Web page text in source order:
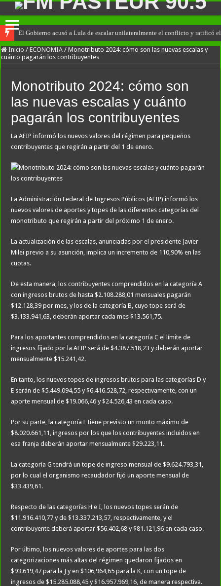
El Gobierno acusó a Lula de escalar unilateralmente el conflicto y ratificó
Inicio / ECONOMIA / Monotributo 2024: cómo son las nuevas escalas y
cuánto pagarán los contribuyentes
Monotributo 2024: cómo son
las nuevas escalas y cuánto
pagarán los contribuyentes
La AFIP informó los nuevos valores del régimen para pequeños
contribuyentes que regirán a partir del 1 de enero.
La Administración Federal de Ingresos Públicos (AFIP) informó los
nuevos valores de aportes y topes de las diferentes categorías del
monotributo que regirán a partir del próximo 1 de enero.
La actualización de las escalas, anunciadas por el presidente Javier
Milei previo a su asunción, implica un incremento de 110,90% en las
cuotas.
De esta manera, los contribuyentes comprendidos en la categoría A
con ingresos brutos de hasta $2.108.288,01 mensuales pagarán
$12.128,39 por mes, y los de la categoría B, cuyo tope será de
$3.133.941,63, deberán aportar cada mes $13.561,75.
Para los aportantes comprendidos en la categoría C el límite de
ingresos fijado por la AFIP será de $4.387.518,23 y deberán aportar
mensualmente $15.241,42.
En tanto, los nuevos topes de ingresos brutos para las categorías D y
E serán de $5.449.094,55 y $6.416.528,72, respectivamente, con un
aporte mensual de $19.066,46 y $24.526,43 en cada caso.
Por su parte, la categoría F tiene previsto un monto máximo de
$8.020.661,11, ingresos por los que los contribuyentes incluidos en
esa franja deberán aportar mensualmente $29.223,11.
La categoría G tendrá un tope de ingreso mensual de $9.624.793,31,
por lo cual el organismo recaudador fijó un aporte mensual de
$33.439,61.
Respecto de las categorías H e I, los nuevos topes serán de
$11.916.410,77 y de $13.337.213,57, respectivamente, y el
contribuyente deberá aportar $56.402,68 y $81.121,96 en cada caso.
Por último, los nuevos valores de aportes para las dos
categorizaciones más altas del régimen quedaron fijados en
$93.619,47 para la J y en $106,964,65 para la K, con un tope de
ingresos de $15.285.088,45 y $16.957.969,16, de manera respectiva.